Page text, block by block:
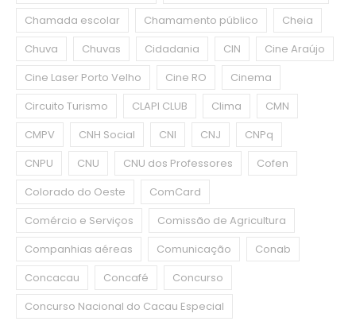
Chamada escolar
Chamamento público
Cheia
Chuva
Chuvas Cidadania CIN
Cine Araújo
Cine Laser Porto Velho
Cine RO
Cinema
Circuito Turismo
CLAPI CLUB Clima
CMN
CMPV
CNH Social CNI CNJ
CNPq
CNPU
CNU CNU dos Professores
Cofen
Colorado do Oeste
ComCard
Comércio e Serviços
Comissão de Agricultura
Companhias aéreas
Comunicação
Conab
Concacau
Concafé
Concurso
Concurso Nacional do Cacau Especial